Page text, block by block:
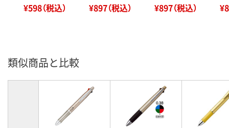
¥598（税込） ¥897（税込） ¥897（税込）
類似商品と比較